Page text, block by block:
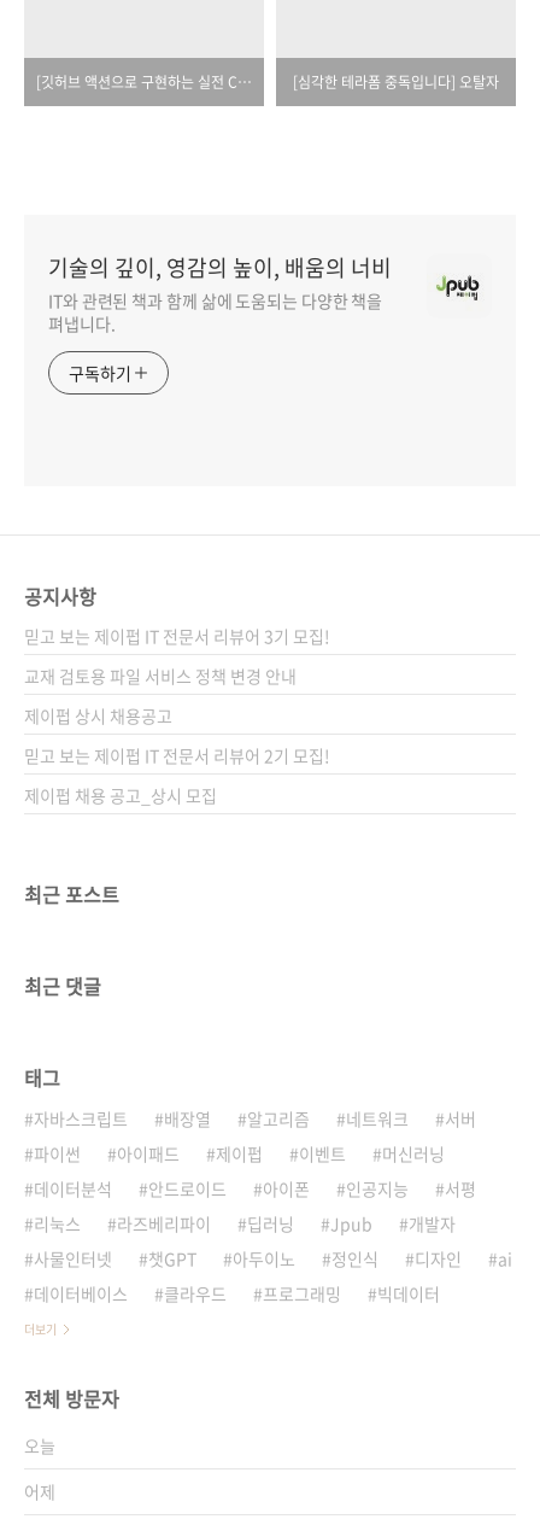
[깃허브 액션으로 구현하는 실전 CI/CD 설계와 운영] 오탈자 [심각한 테라폼 중독입니다] 오탈자
기술의 깊이, 영감의 높이, 배움의 너비
IT와 관련된 책과 함께 삶에 도움되는 다양한 책을
펴냅니다.
구독하기
공지사항
믿고 보는 제이펍 IT 전문서 리뷰어 3기 모집!
교재 검토용 파일 서비스 정책 변경 안내
제이펍 상시 채용공고
믿고 보는 제이펍 IT 전문서 리뷰어 2기 모집!
제이펍 채용 공고_상시 모집
최근 포스트
최근 댓글
태그
자바스크립트 배장열 알고리즘 네트워크
서버
파이썬
아이패드 제이펍 이벤트
머신러닝
데이터분석
안드로이드 아이폰 인공지능
서평
리눅스
라즈베리파이 딥러닝 Jpub
개발자
사물인터넷
챗GPT 아두이노 정인식 디자인
ai
데이터베이스
클라우드 프로그래밍 빅데이터
더보기
전체 방문자
오늘
어제